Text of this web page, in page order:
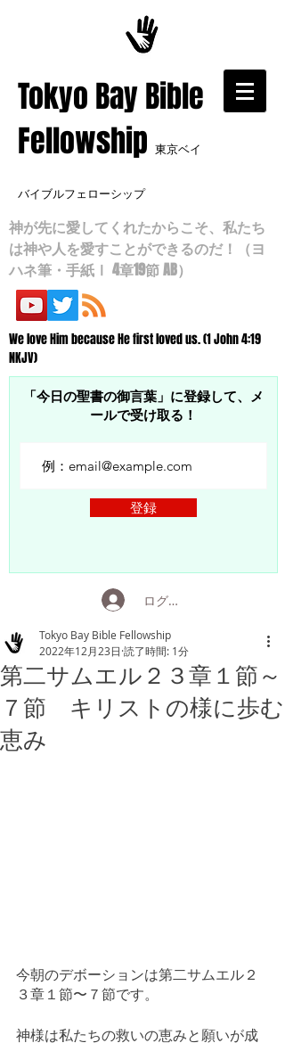
​Tokyo Bay Bible
Fellowship 東京ベイ
バイブルフェローシップ
神が先に愛してくれたからこそ、私たち
は神や人を愛すことができるのだ！（ヨ
ハネ筆・手紙Ⅰ 4章19節 AB）
We love Him because He first loved us. (1 John 4:19
NKJV)
「今日の聖書の御言葉」に登録して、メ
ールで受け取る！
登録
ログイン
第二サムエル２３章１節～
７節 キリストの様に歩む
恵み
Tokyo Bay Bible Fellowship
2022年12月23日 読了時間: 1分
今朝のデボーションは第二サムエル２
３章１節〜７節です。
神様は私たちの救いの恵みと願いが成